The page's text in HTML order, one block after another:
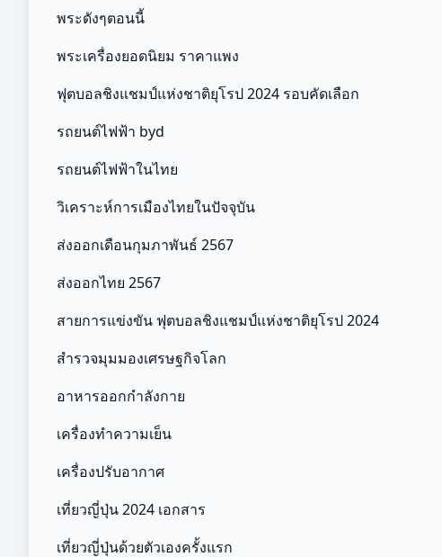
พระดังๆตอนนี้
พระเครื่องยอดนิยม ราคาแพง
ฟุตบอลชิงแชมป์แห่งชาติยุโรป 2024 รอบคัดเลือก
รถยนต์ไฟฟ้า byd
รถยนต์ไฟฟ้าในไทย
วิเคราะห์การเมืองไทยในปัจจุบัน
ส่งออกเดือนกุมภาพันธ์ 2567
ส่งออกไทย 2567
สายการแข่งขัน ฟุตบอลชิงแชมป์แห่งชาติยุโรป 2024
สำรวจมุมมองเศรษฐกิจโลก
อาหารออกกําลังกาย
เครื่องทำความเย็น
เครื่องปรับอากาศ
เที่ยวญี่ปุ่น 2024 เอกสาร
เที่ยวญี่ปุ่นด้วยตัวเองครั้งแรก